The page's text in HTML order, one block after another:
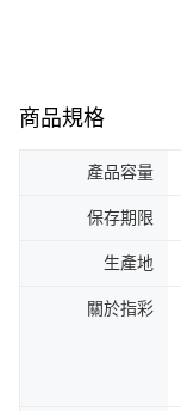
商品規格
產品容量
保存期限
生產地
關於指彩